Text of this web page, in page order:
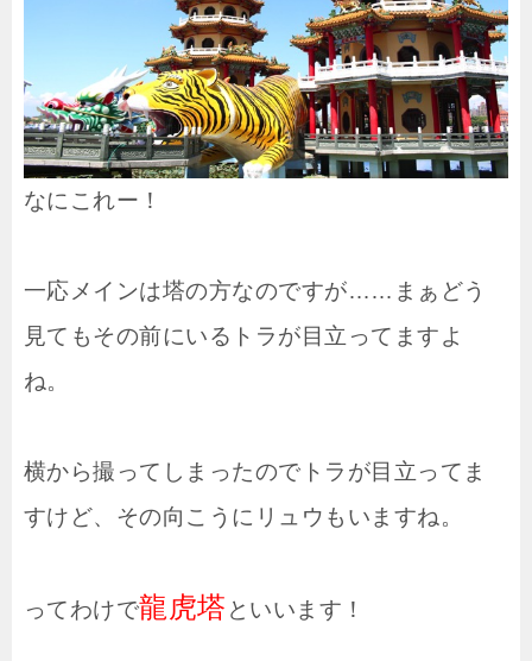
なにこれー！
一応メインは塔の方なのですが……まぁどう
見てもその前にいるトラが目立ってますよ
ね。
横から撮ってしまったのでトラが目立ってま
すけど、その向こうにリュウもいますね。
ってわけで龍虎塔 といいます！